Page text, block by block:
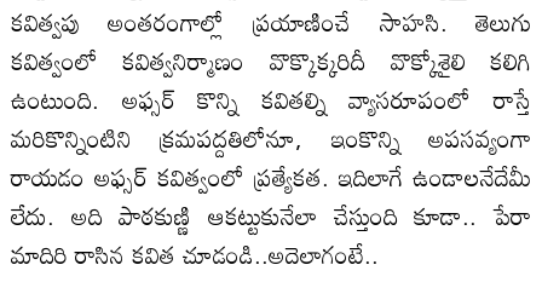
కవిత్వపు అంతరంగాల్లో ప్రయాణించే సాహసి. తెలుగు
కవిత్వంలో కవిత్వనిర్మాణం వొక్కొక్కరిదీ వొక్కోశైలి కలిగి
ఉంటుంది. అఫ్సర్‌ కొన్ని కవితల్ని వ్యాసరూపంలో రాస్తే
మరికొన్నింటిని క్రమపద్దతిలోనూ, ఇంకొన్ని అపసవ్యంగా
రాయడం అఫ్సర్‌ కవిత్వంలో ప్రత్యేకత. ఇదిలాగే ఉండాలనేదేమీ
లేదు. అది పాఠకుణ్ణి ఆకట్టుకునేలా చేస్తుంది కూడా.. పేరా
మాదిరి రాసిన కవిత చూడండి..అదెలాగంటే..